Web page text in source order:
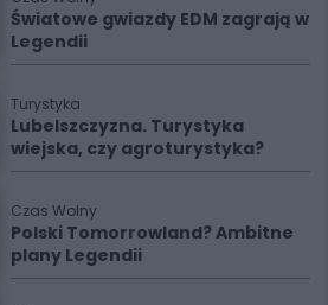
Światowe gwiazdy EDM zagrają w
Legendii
Turystyka
Lubelszczyzna. Turystyka
wiejska, czy agroturystyka?
Czas Wolny
Polski Tomorrowland? Ambitne
plany Legendii